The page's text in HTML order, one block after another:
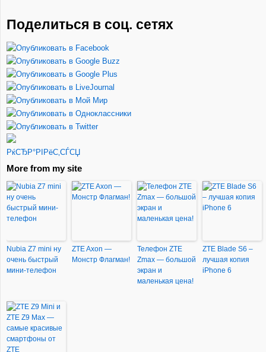
Поделиться в соц. сетях
РќСЂР°РІРёС‚СЃСЏ
More from my site
Nubia Z7 mini ну
очень быстрый
мини-телефон
ZTE Axon —
Монстр Флагман!
Телефон ZTE
Zmax — большой
экран и
маленькая цена!
ZTE Blade S6 –
лучшая копия
iPhone 6